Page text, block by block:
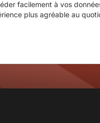
facilement à vos
plus agréable au